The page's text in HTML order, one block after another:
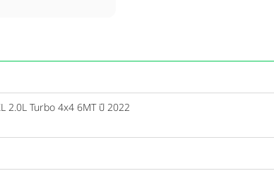
2.0L Turbo 4x4 6MT ปี 2022